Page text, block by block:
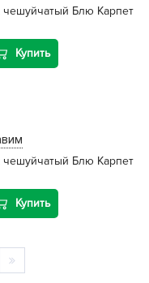
Блю Карпет
Купить
Блю Карпет
Купить